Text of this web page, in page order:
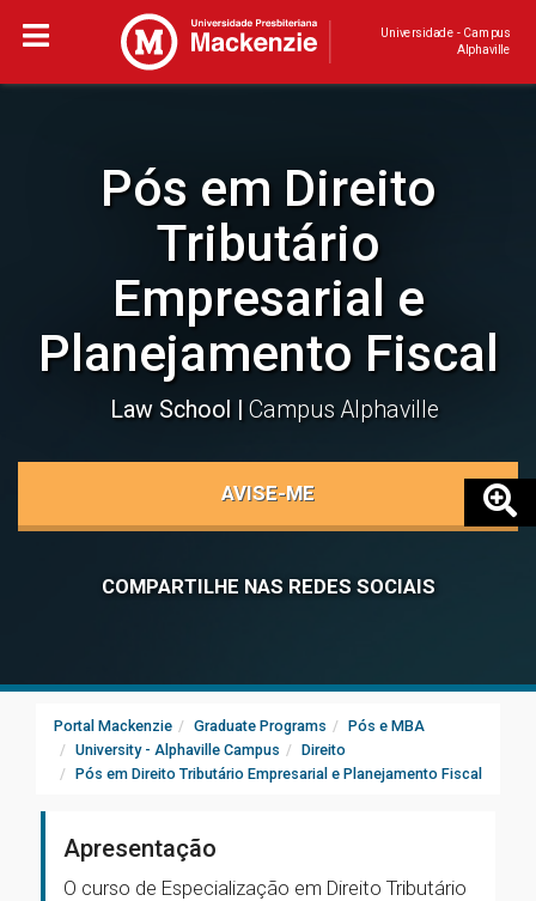
Universidade - Campus
Alphaville
Pós em Direito
Tributário
Empresarial e
Planejamento Fiscal
Law School Campus Alphaville
AVISE-ME
COMPARTILHE NAS REDES SOCIAIS
Portal Mackenzie Graduate Programs
Pós e MBA
University - Alphaville Campus
Direito
Pós em Direito Tributário Empresarial e Planejamento Fiscal
Apresentação
O curso de Especialização em Direito Tributário